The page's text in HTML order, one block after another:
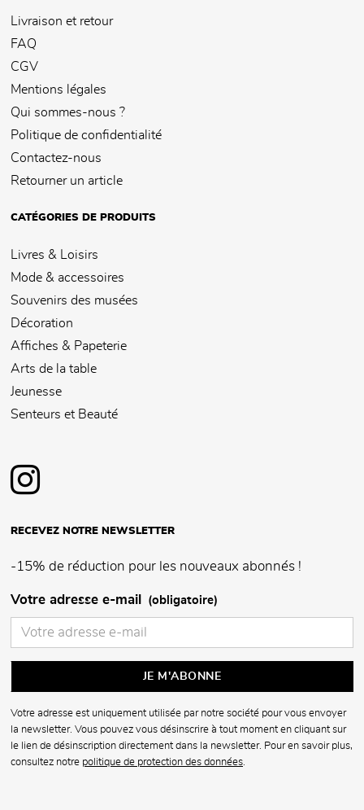
Livraison et retour
FAQ
CGV
Mentions légales
Qui sommes-nous ?
Politique de confidentialité
Contactez-nous
Retourner un article
CATÉGORIES DE PRODUITS
Livres & Loisirs
Mode & accessoires
Souvenirs des musées
Décoration
Affiches & Papeterie
Arts de la table
Jeunesse
Senteurs et Beauté
RECEVEZ NOTRE NEWSLETTER
-15% de réduction pour les nouveaux abonnés !
Votre adresse e-mail (obligatoire)
Votre adresse est uniquement utilisée par notre société pour vous envoyer
la newsletter. Vous pouvez vous désinscrire à tout moment en cliquant sur
le lien de désinscription directement dans la newsletter. Pour en savoir plus,
consultez notre politique de protection des données.